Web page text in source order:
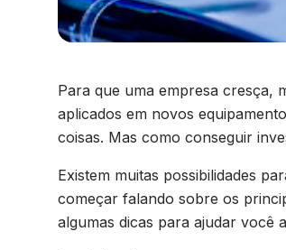
Para que uma empresa cresça,
aplicados em novos
coisas. Mas como conseguir
Existem muitas possibilidades
começar falando sobre os
algumas dicas para ajudar você